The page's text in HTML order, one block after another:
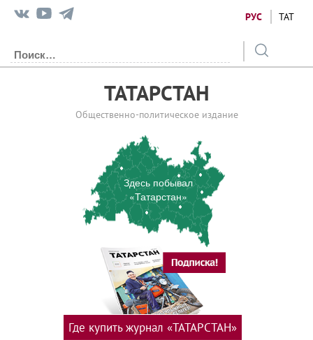
РУС ТАТ
ТАТАРСТАН
Общественно-политическое издание
Здесь побывал
«Татарстан»
Где купить журнал «ТАТАРСТАН»